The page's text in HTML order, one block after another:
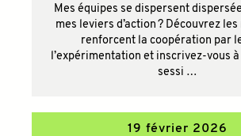
Mes équipes se dispersent
mes leviers d’action ? Découvrez
renforcent la coopération par
l’expérimentation et inscrivez-vous
sessi …
19 février 2026